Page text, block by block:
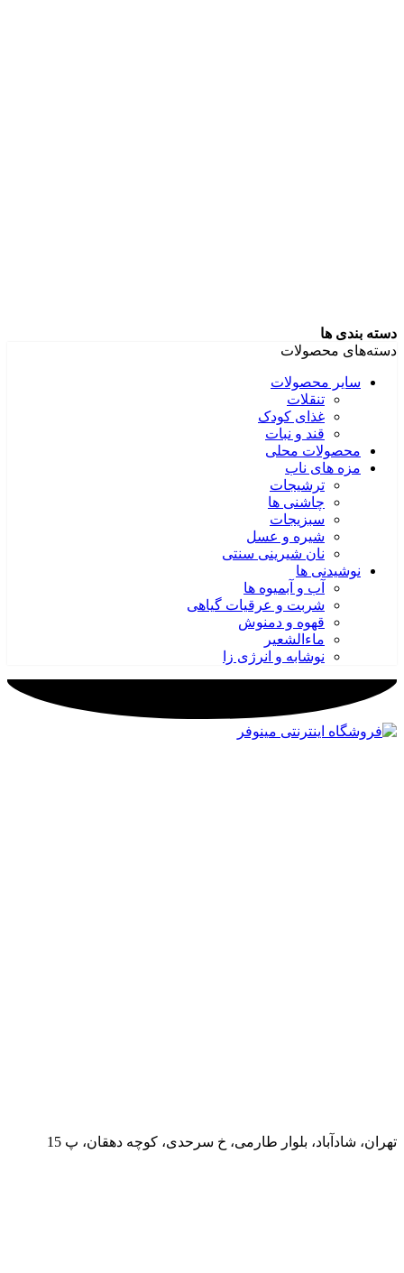
دسته بندی ها
دسته‌های محصولات
سایر محصولات
تنقلات
غذای کودک
قند و نبات
محصولات محلی
مزه های ناب
ترشیجات
چاشنی ها
سبزیجات
شیره و عسل
نان شیرینی سنتی
نوشیدنی ها
آب و آبمیوه ها
شربت و عرقیات گیاهی
قهوه و دمنوش
ماءالشعیر
نوشابه و انرژی زا
تهران، شادآباد، بلوار طارمی، خ سرحدی، کوچه دهقان، پ 15